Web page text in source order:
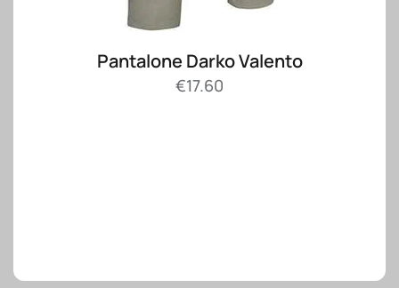
Pantalone Darko Valento
€17.60